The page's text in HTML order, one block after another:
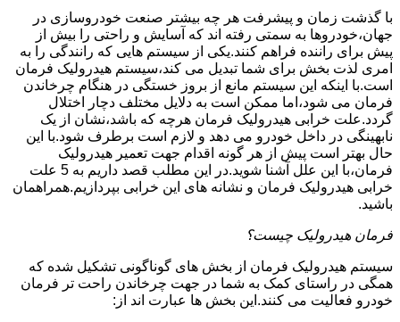
با گذشت زمان و پیشرفت هر چه بیشتر صنعت خودروسازی در
جهان،خودروها به سمتی رفته اند که آسایش و راحتی را بیش از
پیش برای راننده فراهم کنند.یکی از سیستم هایی که رانندگی را به
امری لذت بخش برای شما تبدیل می کند،سیستم هیدرولیک فرمان
است.با اینکه این سیستم مانع از بروز خستگی در هنگام چرخاندن
فرمان می شود،اما ممکن است به دلایل مختلف دچار اختلال
گردد.علت خرابی هیدرولیک فرمان هرچه که باشد،نشان از یک
نابهینگی در داخل خودرو می دهد و لازم است برطرف شود.با این
حال بهتر است پیش از هر گونه اقدام جهت تعمیر هیدرولیک
فرمان،با این علل آشنا شوید.در این مطلب قصد داریم به 5 علت
خرابی هیدرولیک فرمان و نشانه های این خرابی بپردازیم.همراهمان
باشید.
فرمان هیدرولیک چیست؟
سیستم هیدرولیک فرمان از بخش های گوناگونی تشکیل شده که
همگی در راستای کمک به شما در جهت چرخاندن راحت تر فرمان
خودرو فعالیت می کنند.این بخش ها عبارت اند از: